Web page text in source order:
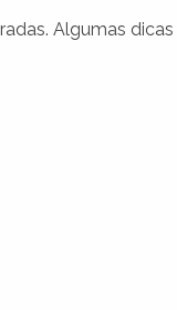
Algumas dicas